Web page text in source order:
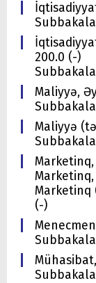
200.0 (-)
Maliyyə,
Maliyyə
Marketinq,
Marketinq
(-)